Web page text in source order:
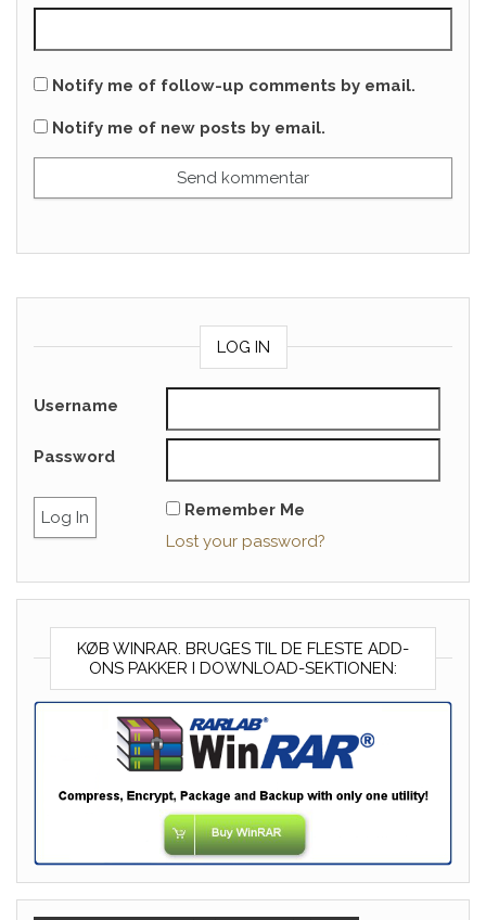
Notify me of follow-up comments by email.
Notify me of new posts by email.
LOG IN
Username
Password
Remember Me
Lost your password?
KØB WINRAR. BRUGES TIL DE FLESTE ADD-
ONS PAKKER I DOWNLOAD-SEKTIONEN: